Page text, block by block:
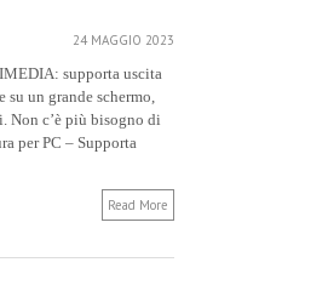
24 MAGGIO 2023
supporta uscita
su un grande schermo,
Non c’è più bisogno di
per PC – Supporta
Read More